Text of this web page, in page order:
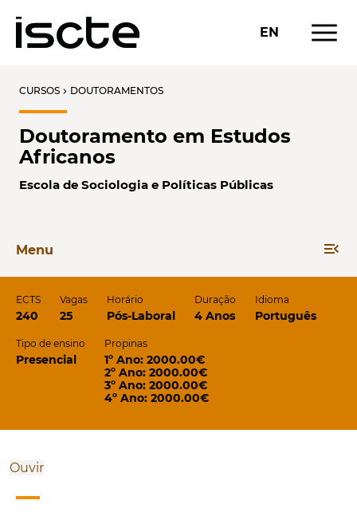
EN menu
CURSOS chevron_right DOUTORAMENTOS
Doutoramento em Estudos
Africanos
Escola de Sociologia e Políticas Públicas
Menu menu_open
ECTS
240
Vagas
25
Horário
Pós-Laboral
Duração
4 Anos
Idioma
Português
Tipo de ensino
Presencial
Propinas
1º Ano: 2000.00€
2º Ano: 2000.00€
3º Ano: 2000.00€
4º Ano: 2000.00€
Ouvir